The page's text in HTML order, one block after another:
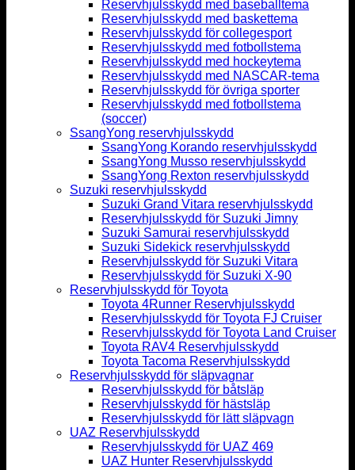
Reservhjulsskydd med baseballtema
Reservhjulsskydd med baskettema
Reservhjulsskydd för collegesport
Reservhjulsskydd med fotbollstema
Reservhjulsskydd med hockeytema
Reservhjulsskydd med NASCAR-tema
Reservhjulsskydd för övriga sporter
Reservhjulsskydd med fotbollstema
(soccer)
SsangYong reservhjulsskydd
SsangYong Korando reservhjulsskydd
SsangYong Musso reservhjulsskydd
SsangYong Rexton reservhjulsskydd
Suzuki reservhjulsskydd
Suzuki Grand Vitara reservhjulsskydd
Reservhjulsskydd för Suzuki Jimny
Suzuki Samurai reservhjulsskydd
Suzuki Sidekick reservhjulsskydd
Reservhjulsskydd för Suzuki Vitara
Reservhjulsskydd för Suzuki X-90
Reservhjulsskydd för Toyota
Toyota 4Runner Reservhjulsskydd
Reservhjulsskydd för Toyota FJ Cruiser
Reservhjulsskydd för Toyota Land Cruiser
Toyota RAV4 Reservhjulsskydd
Toyota Tacoma Reservhjulsskydd
Reservhjulsskydd för släpvagnar
Reservhjulsskydd för båtsläp
Reservhjulsskydd för hästsläp
Reservhjulsskydd för lätt släpvagn
UAZ Reservhjulsskydd
Reservhjulsskydd för UAZ 469
UAZ Hunter Reservhjulsskydd